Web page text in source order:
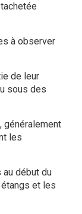
à observer
de leur
sous des
généralement
les
début du
et les